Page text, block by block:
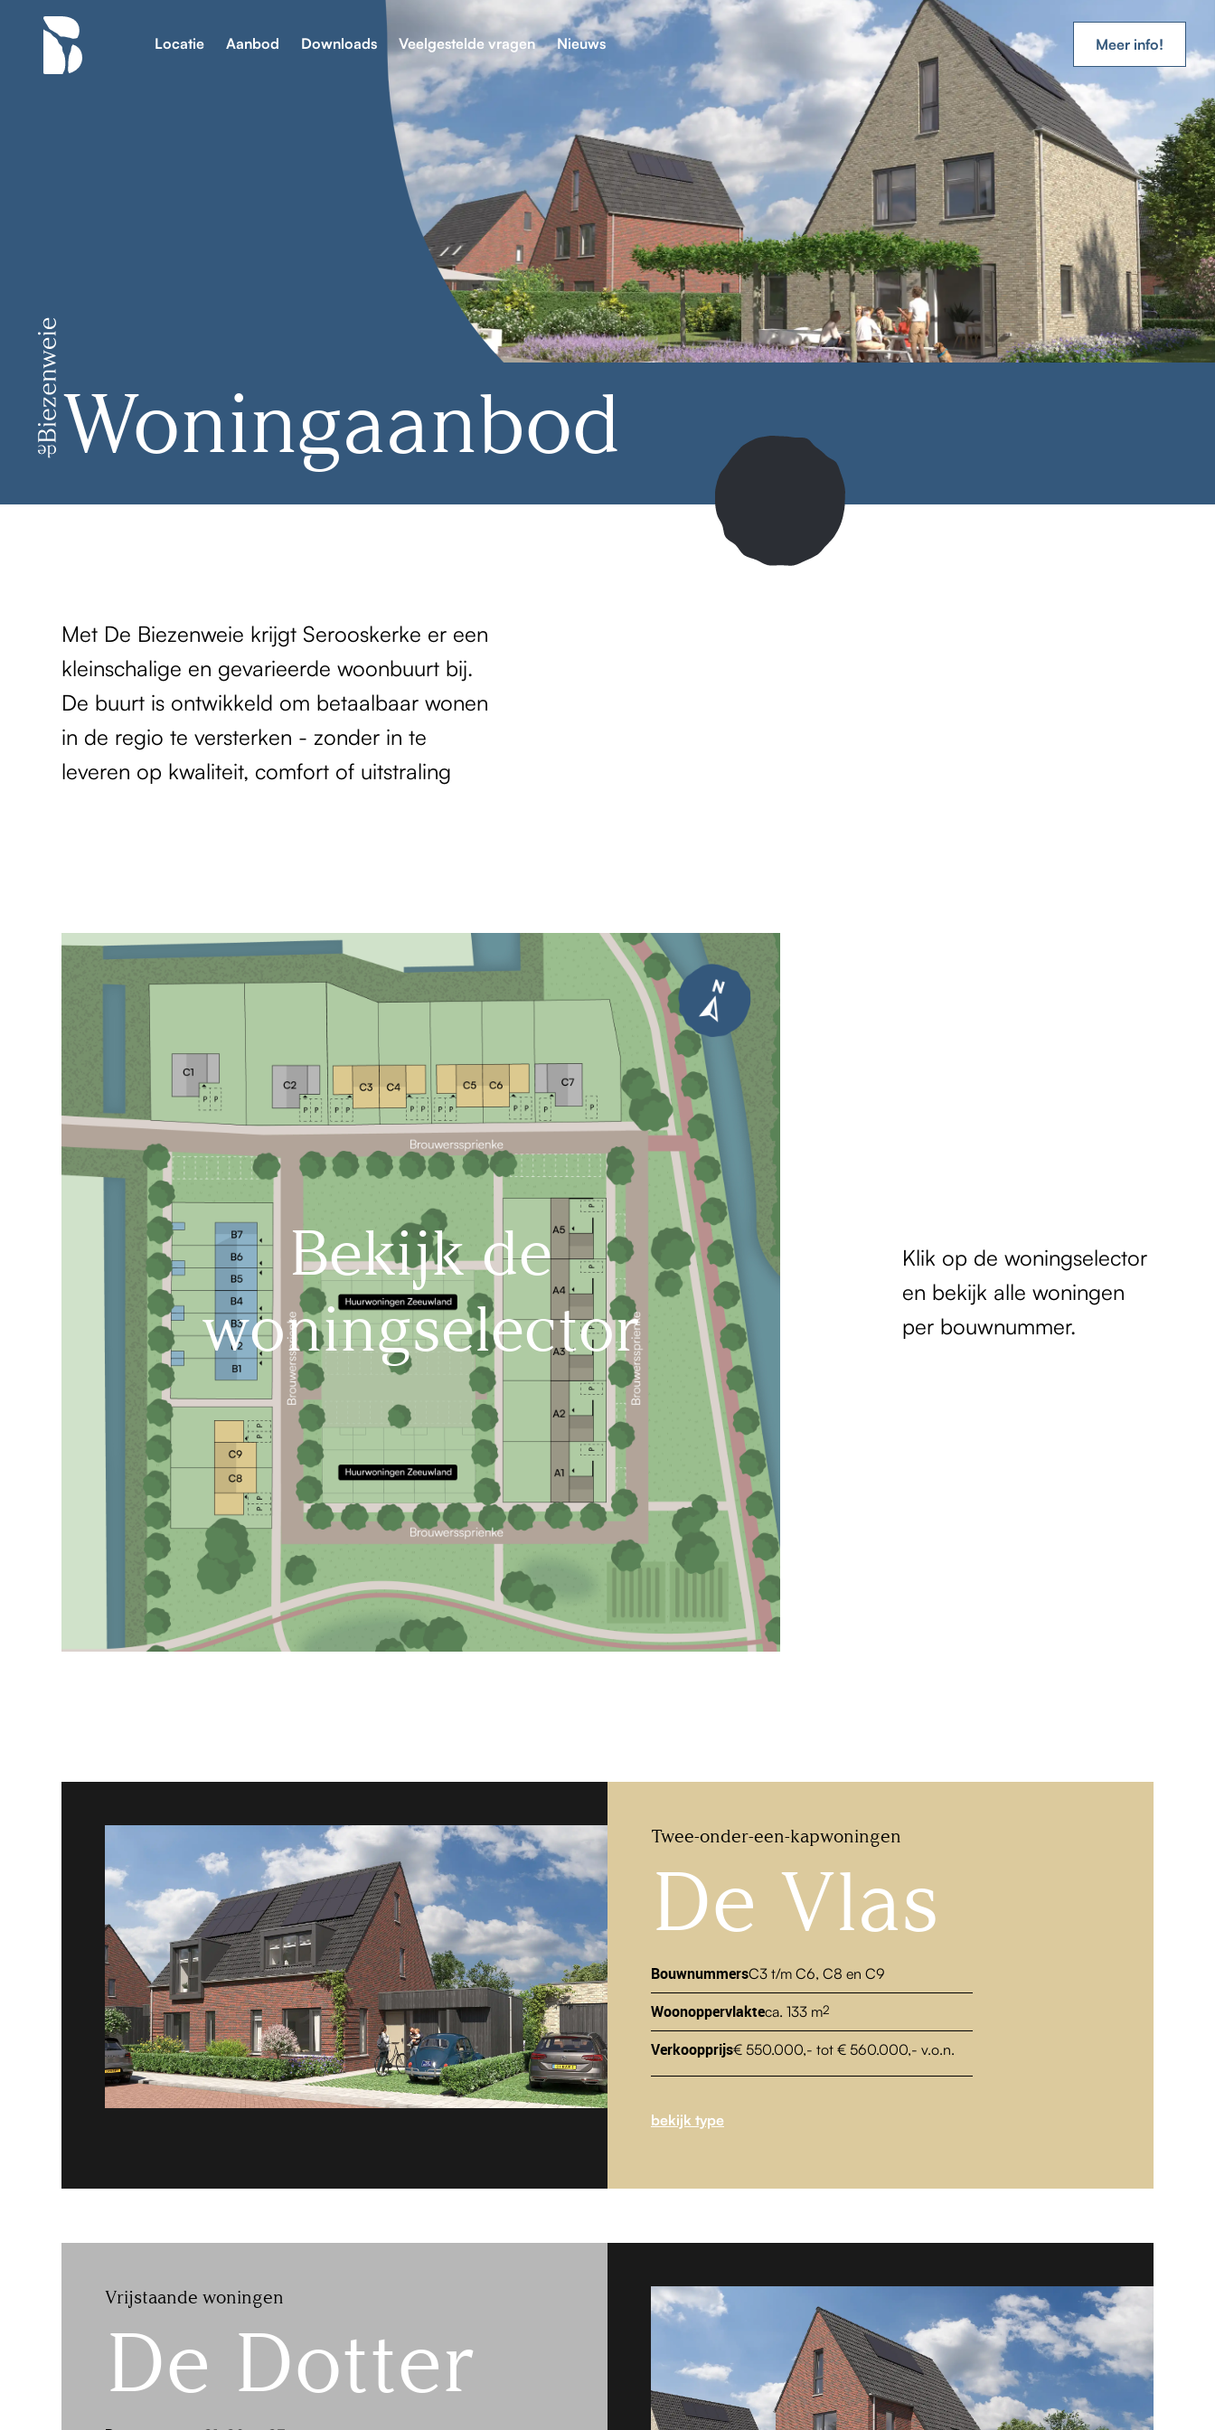
Locatie Aanbod Downloads Veelgestelde vragen Nieuws Meer info!
Woningaanbod
Met De Biezenweie krijgt Serooskerke er een
kleinschalige en gevarieerde woonbuurt bij.
De buurt is ontwikkeld om betaalbaar wonen
in de regio te versterken - zonder in te
leveren op kwaliteit, comfort of uitstraling
Bekijk de
woningselector
Klik op de woningselector
en bekijk alle woningen
per bouwnummer.
Twee-onder-een-kapwoningen
De Vlas
BouwnummersC3 t/m C6, C8 en C9
Woonoppervlakteca. 133 m2
Verkoopprijs€ 550.000,- tot € 560.000,- v.o.n.
bekijk type
Vrijstaande woningen
De Dotter